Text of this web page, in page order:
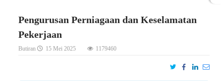
Pengurusan Perniagaan dan Keselamatan
Pekerjaan
Butiran 15 Mei 2025 1179460